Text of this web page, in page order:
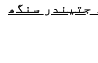
جتیندر سنگھ